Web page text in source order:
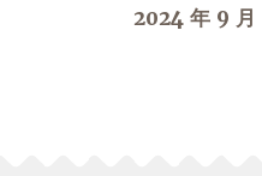
2024 年 9 月